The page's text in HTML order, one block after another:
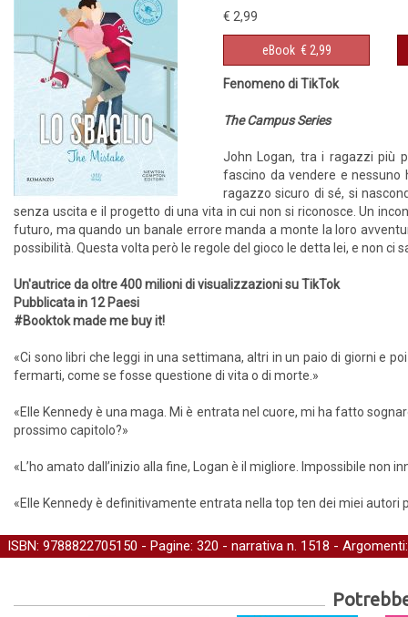
€ 2,99
eBook € 2,99
Fenomeno di TikTok
The Campus Series
John Logan, tra i ragazzi più
fascino da vendere e nessuno
ragazzo sicuro di sé, si
senza uscita e il progetto di una vita in cui non si riconosce. Un
futuro, ma quando un banale errore manda a monte la loro
possibilità. Questa volta però le regole del gioco le detta lei, e non ci
Un'autrice da oltre 400 milioni di visualizzazioni su TikTok
Pubblicata in 12 Paesi
#Booktok made me buy it!
«Ci sono libri che leggi in una settimana, altri in un paio di giorni e
fermarti, come se fosse questione di vita o di morte.»
«Elle Kennedy è una maga. Mi è entrata nel cuore, mi ha fatto
prossimo capitolo?»
«L’ho amato dall’inizio alla fine, Logan è il migliore. Impossibile non
«Elle Kennedy è definitivamente entrata nella top ten dei miei autori
ISBN: 9788822705150 - Pagine: 320 - narrativa n. 1518 -